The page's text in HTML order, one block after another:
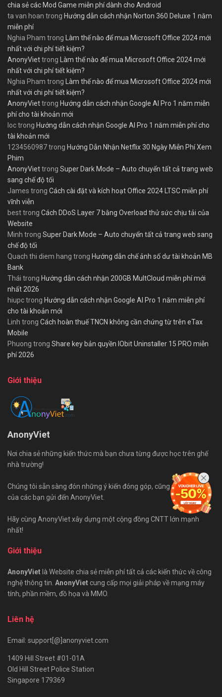
chia sẻ các Mod Game miễn phí dành cho Android
ta van hoan trong Hướng dẫn cách nhận Norton 360 Deluxe 1 năm
miễn phí
Nghia Pham trong Làm thế nào để mua Microsoft Office 2024 mới
nhất với chi phí tiết kiệm?
AnonyViettrong Làm thế nào để mua Microsoft Office 2024 mới
nhất với chi phí tiết kiệm?
Nghia Pham trong Làm thế nào để mua Microsoft Office 2024 mới
nhất với chi phí tiết kiệm?
AnonyViettrong Hướng dẫn cách nhận Google AI Pro 1 năm miễn
phí cho tài khoản mới
loctrong Hướng dẫn cách nhận Google AI Pro 1 năm miễn phí cho
tài khoản mới
1234560987trong Hướng Dẫn Nhận Netflix 30 Ngày Miễn Phí Xem
Phim
AnonyViettrong Super Dark Mode – Auto chuyển tất cả trang web
sang chế độ tối
James trong Cách cài đặt và kích hoạt Office 2024 LTSC miễn phí
vĩnh viễn
besttrong Cách DDoS Layer 7 bằng Overload thử sức chịu tải của
Website
Minh trong Super Dark Mode – Auto chuyển tất cả trang web sang
chế độ tối
Quach thi diem hang trong Hướng dẫn chế ảnh số dư tài khoản MB
Bank
Thái trong Hướng dẫn cách nhận 200GB MultCloud miễn phí mới
nhất 2026
hiupctrong Hướng dẫn cách nhận Google AI Pro 1 năm miễn phí
cho tài khoản mới
Linh trong Cách hoàn thuế TNCN không cần chứng từ trên eTax
Mobile
Phuong trong Share key bản quyền IObit Uninstaller 15 PRO miễn
phí 2026
Giới thiệu
AnonyViet
Nơi chia sẻ những kiến thức mà bạn chưa từng được học trên ghế
nhà trường!
Chúng tôi sẵn sàng đón những ý kiến đóng góp, cũng như bài viết
của các bạn gửi đến AnonyViet.
Hãy cùng AnonyViet xây dựng một cộng đồng CNTT lớn mạnh
nhất!
Giới thiệu
AnonyVietlà Website chia sẻ miễn phí tất cả các kiến thức về công
nghệ thông tin. AnonyViet cung cấp mọi giải pháp về mạng máy
tính, phần mềm, đồ họa và MMO.
Liên hệ
Email: support[@]anonyviet.com
1409 Hill Street #01-01A
Old Hill Street Police Station
Singapore 179369